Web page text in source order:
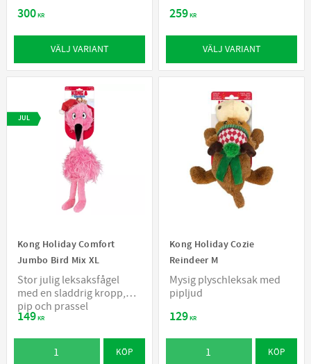
300KR
VÄLJ VARIANT
259KR
VÄLJ VARIANT
Kong Holiday Comfort
Jumbo Bird Mix XL
Stor julig leksaksfågel
med en sladdrig kropp,
pip och prassel
149KR
JUL
KÖP
Kong Holiday Cozie
Reindeer M
Mysig plyschleksak med
pipljud
129KR
KÖP